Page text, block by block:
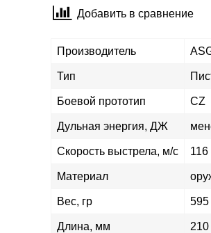
Добавить в сравнение
Производитель
Тип
Боевой прототип CZ
Дульная энергия, ДЖ
Скорость выстрела, м/с 116
Материал
Вес, гр 595
Длина, мм 210